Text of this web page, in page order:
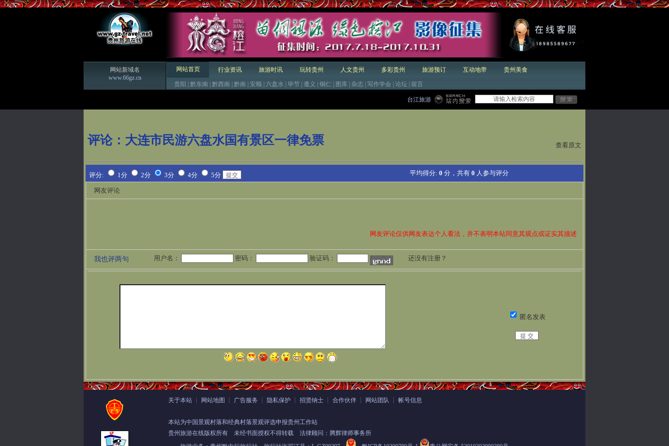
网站新域名
www.66gz.cn
网站首页 行业资讯 旅游时讯 玩转贵州 人文贵州 多彩贵州 旅游预订 互动地带 贵州美食
贵阳 黔东南 黔西南 黔南 安顺 六盘水 毕节 遵义 铜仁 图库 杂志 写作学会 论坛 留言
台江旅游
评论： 大连市民游六盘水国有景区一律免票 查看原文
评分: 1分 2分 3分 4分 5分 平均得分: 0 分，共有 0 人参与评分
网友评论
网友评论仅供网友表达个人看法，并不表明本站同意其观点或证实其描述
我也评两句 用户名： 密码： 验证码： 还没有注册？
匿名发表
关于本站 ┊ 网站地图 ┊ 广告服务 ┊ 隐私保护 ┊ 招贤纳士 ┊ 合作伙伴 ┊ 网站团队 ┊ 帐号信息
本站为中国景观村落和经典村落景观评选申报贵州工作站
贵州旅游在线版权所有 未经书面授权不得转载 法律顾问：腾辉律师事务所